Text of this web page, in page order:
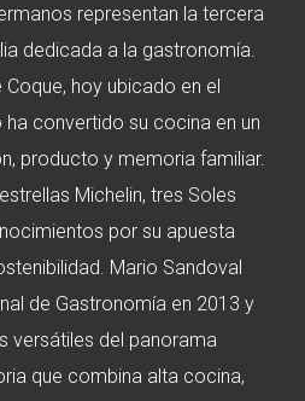
representan la tercera
dedicada a la gastronomía.
hoy ubicado en el
convertido su cocina en un
producto y memoria familiar.
Michelin, tres Soles
por su apuesta
Mario Sandoval
de Gastronomía en 2013 y
versátiles del panorama
que combina alta cocina,